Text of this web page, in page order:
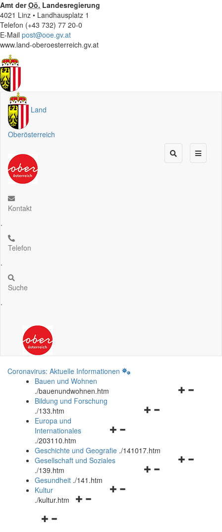
Amt derOö. Landesregierung
4021 Linz • Landhausplatz 1
Telefon (+43 732) 77 20-0
E-Mail post@ooe.gv.at
www.land-oberoesterreich.gv.at
Land
Oberösterreich
Kontakt
.
Telefon
.
Suche
.
Coronavirus: Aktuelle Informationen
Bauen und Wohnen
./bauenundwohnen.htm
Navigationsmenü
Bildung und Forschung
./133.htm
Navigationsmenü
und
schließen
Europa und
Internationales
./203110.htm
Geschichte und Geografie ./141017.htm
Navigationsmenü
Gesellschaft und Soziales
./139.htm
Navigationsmenü
Gesundheit ./141.htm
Navigationsmenü
Kultur
./kultur.htm
Navigationsmenü